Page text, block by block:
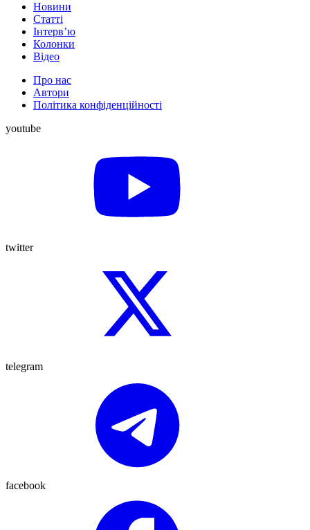
Новини
Статті
Інтерв’ю
Колонки
Відео
Про нас
Автори
Політика конфіденційності
youtube
twitter
telegram
facebook